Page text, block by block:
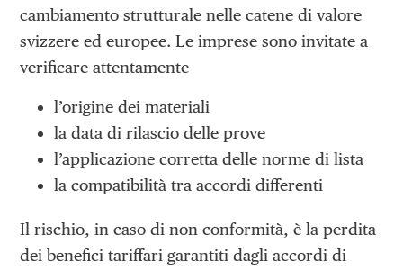
cambiamento strutturale nelle catene di valore
svizzere ed europee. Le imprese sono invitate a
verificare attentamente
l’origine dei materiali
la data di rilascio delle prove
l’applicazione corretta delle norme di lista
la compatibilità tra accordi differenti
Il rischio, in caso di non conformità, è la perdita
dei benefici tariffari garantiti dagli accordi di